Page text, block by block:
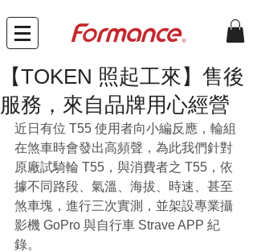
【TOKEN 照起工來】售後
服務，來自品牌用心經營
近日有位 T55 使用者向小編反應，輪組
在煞車時會發出高頻聲，為此我們針對
原廠試騎輪 T55，與消費者之 T55，依
據不同路段、氣溫、海拔、時速、甚至
煞車塊，進行三次實測，並架設專業攝
影機 GoPro 與自行車 Strave APP 紀
錄。